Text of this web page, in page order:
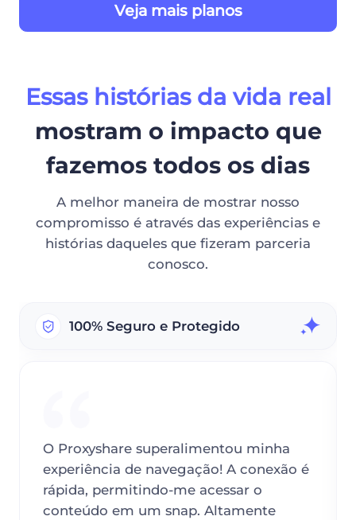
Veja mais planos
Essas histórias da vida real
mostram o impacto que
fazemos todos os dias
A melhor maneira de mostrar nosso
compromisso é através das experiências e
histórias daqueles que fizeram parceria
conosco.
100% Seguro e Protegido
O Proxyshare superalimentou minha
experiência de navegação! A conexão é
rápida, permitindo-me acessar o
conteúdo em um snap. Altamente